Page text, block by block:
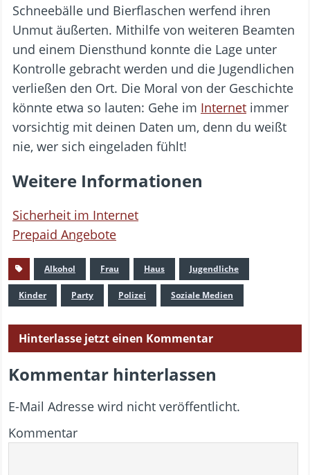
Schneebälle und Bierflaschen werfend ihren
Unmut äußerten. Mithilfe von weiteren Beamten
und einem Diensthund konnte die Lage unter
Kontrolle gebracht werden und die Jugendlichen
verließen den Ort. Die Moral von der Geschichte
könnte etwa so lauten: Gehe im Internet immer
vorsichtig mit deinen Daten um, denn du weißt
nie, wer sich eingeladen fühlt!
Weitere Informationen
Sicherheit im Internet
Prepaid Angebote
Alkohol Frau Haus Jugendliche
Kinder Party Polizei Soziale Medien
Hinterlasse jetzt einen Kommentar
Kommentar hinterlassen
E-Mail Adresse wird nicht veröffentlicht.
Kommentar